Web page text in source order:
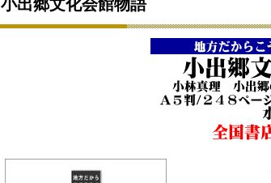
小出郷文化会館物語